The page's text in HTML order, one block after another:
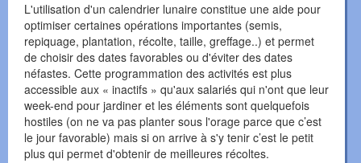
L'utilisation d'un calendrier lunaire constitue une aide pour
optimiser certaines opérations importantes (semis,
repiquage, plantation, récolte, taille, greffage..) et permet
de choisir des dates favorables ou d'éviter des dates
néfastes. Cette programmation des activités est plus
accessible aux « inactifs » qu'aux salariés qui n'ont que leur
week-end pour jardiner et les éléments sont quelquefois
hostiles (on ne va pas planter sous l'orage parce que c’est
le jour favorable) mais si on arrive à s'y tenir c’est le petit
plus qui permet d'obtenir de meilleures récoltes.